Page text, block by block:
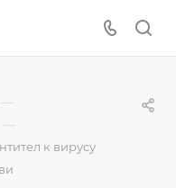
—
—
к вирусу